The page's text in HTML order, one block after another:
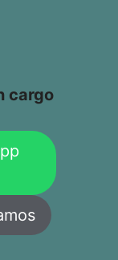
cargo